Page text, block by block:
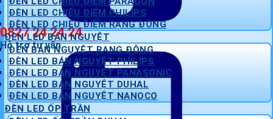
0827 24 24 24
Hỗ trợ tư vấn
ĐÈN LED CHIẾU ĐIỂM PHILIPS
ĐÈN LED CHIẾU ĐIỂM RẠNG ĐÔNG
ĐÈN LED BÁN NGUYỆT
ĐÈN BÁN NGUYỆT RẠNG ĐÔNG
ĐÈN LED BÁN NGUYỆT PHILIPS
ĐÈN LED BÁN NGUYỆT PANASONIC
ĐÈN LED BÁN NGUYỆT DUHAL
ĐÈN LED BÁN NGUYỆT NANOCO
ĐÈN LED ỐP TRẦN